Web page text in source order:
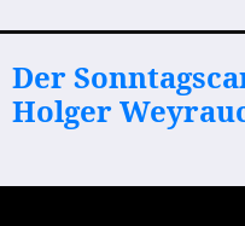
Der
Holger